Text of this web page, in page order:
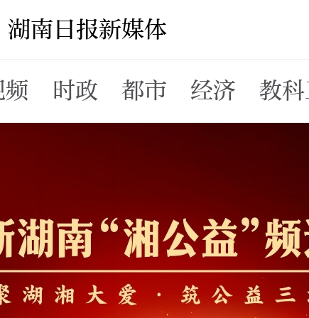
湖南日报新媒体
频 时政 都市 经济 教